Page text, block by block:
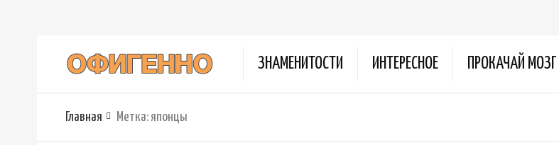
ЗНАМЕНИТОСТИ ИНТЕРЕСНОЕ ПРОКАЧАЙ МОЗГ
Главная Метка: японцы